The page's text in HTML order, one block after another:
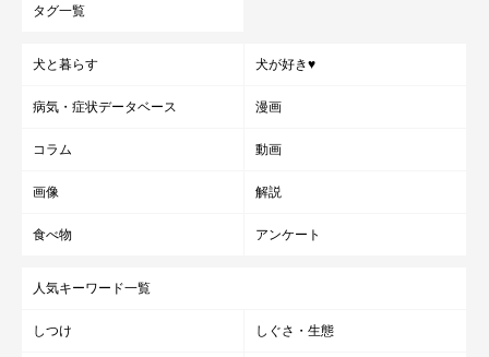
タグ一覧
犬と暮らす 犬が好き♥
病気・症状データベース 漫画
コラム 動画
画像 解説
食べ物 アンケート
人気キーワード一覧
しつけ しぐさ・生態